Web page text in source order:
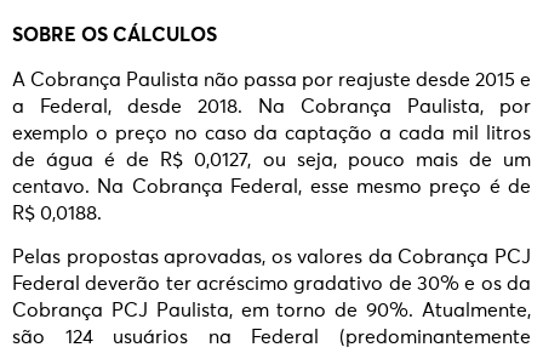
SOBRE OS CÁLCULOS
A Cobrança Paulista não passa por reajuste desde 2015 e
a Federal, desde 2018. Na Cobrança Paulista, por
exemplo o preço no caso da captação a cada mil litros
de água é de R$ 0,0127, ou seja, pouco mais de um
centavo. Na Cobrança Federal, esse mesmo preço é de
R$ 0,0188.
Pelas propostas aprovadas, os valores da Cobrança PCJ
Federal deverão ter acréscimo gradativo de 30% e os da
Cobrança PCJ Paulista, em torno de 90%. Atualmente,
são 124 usuários na Federal (predominantemente